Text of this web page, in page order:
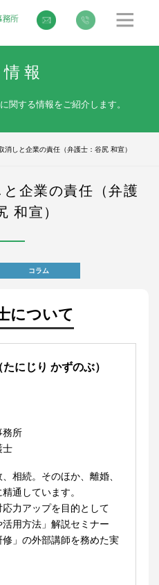
報
関する情報をご紹介します。
消しと企業の責任（弁護士：谷尻 和宣）
と企業の責任（弁護
和宣）
コラム
について
にじり かずのぶ）
務所
士
相続。そのほか、離婚、
通しています。
力アップを目的として
活用方法」解説セミナー
」の外部講師を務めた実